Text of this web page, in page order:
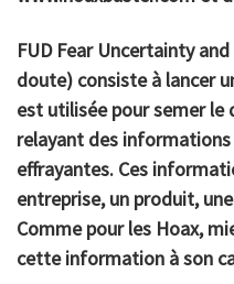
FUDFear Uncertainty
doute) consiste à lancer
est utilisée pour semer le
relayant des
effrayantes. Ces
entreprise, un produit,
Comme pour les Hoax,
cette information à son